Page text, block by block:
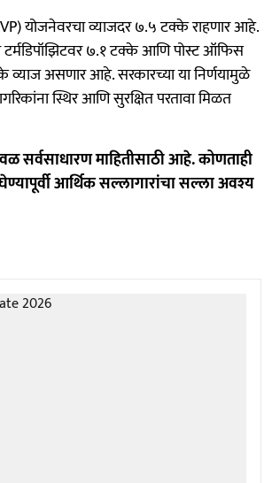
योजनेवरचा व्याजदर ७.५ टक्के राहणार आहे.
टर्मडिपॉझिटवर ७.१ टक्के आणि पोस्ट ऑफिस
असणार आहे. सरकारच्या या निर्णयामुळे
स्थिर आणि सुरक्षित परतावा मिळत
सर्वसाधारण माहितीसाठी आहे. कोणताही
आर्थिक सल्लागारांचा सल्ला अवश्य